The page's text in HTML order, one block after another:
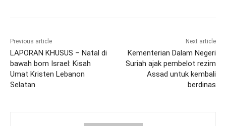
Previous article
LAPORAN KHUSUS – Natal di
bawah bom Israel: Kisah
Umat Kristen Lebanon
Selatan
Next article
Kementerian Dalam Negeri
Suriah ajak pembelot rezim
Assad untuk kembali
berdinas